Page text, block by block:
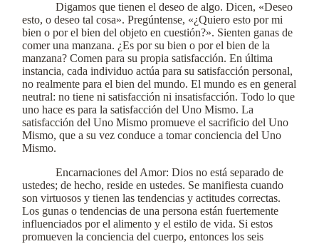
Digamos que tienen el deseo de algo. Dicen, «Deseo
esto, o deseo tal cosa». Pregúntense, «¿Quiero esto por mi
bien o por el bien del objeto en cuestión?». Sienten ganas de
comer una manzana. ¿Es por su bien o por el bien de la
manzana? Comen para su propia satisfacción. En última
instancia, cada individuo actúa para su satisfacción personal,
no realmente para el bien del mundo. El mundo es en general
neutral: no tiene ni satisfacción ni insatisfacción. Todo lo que
uno hace es para la satisfacción del Uno Mismo. La
satisfacción del Uno Mismo promueve el sacrificio del Uno
Mismo, que a su vez conduce a tomar conciencia del Uno
Mismo.
Encarnaciones del Amor: Dios no está separado de
ustedes; de hecho, reside en ustedes. Se manifiesta cuando
son virtuosos y tienen las tendencias y actitudes correctas.
Los gunas o tendencias de una persona están fuertemente
influenciados por el alimento y el estilo de vida. Si estos
promueven la conciencia del cuerpo, entonces los seis